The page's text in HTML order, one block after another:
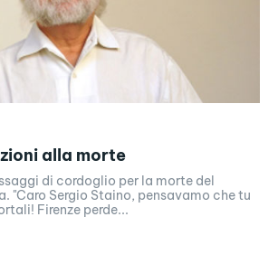
alla morte
di cordoglio per la morte del
"Caro Sergio Staino, pensavamo che tu
Firenze perde...